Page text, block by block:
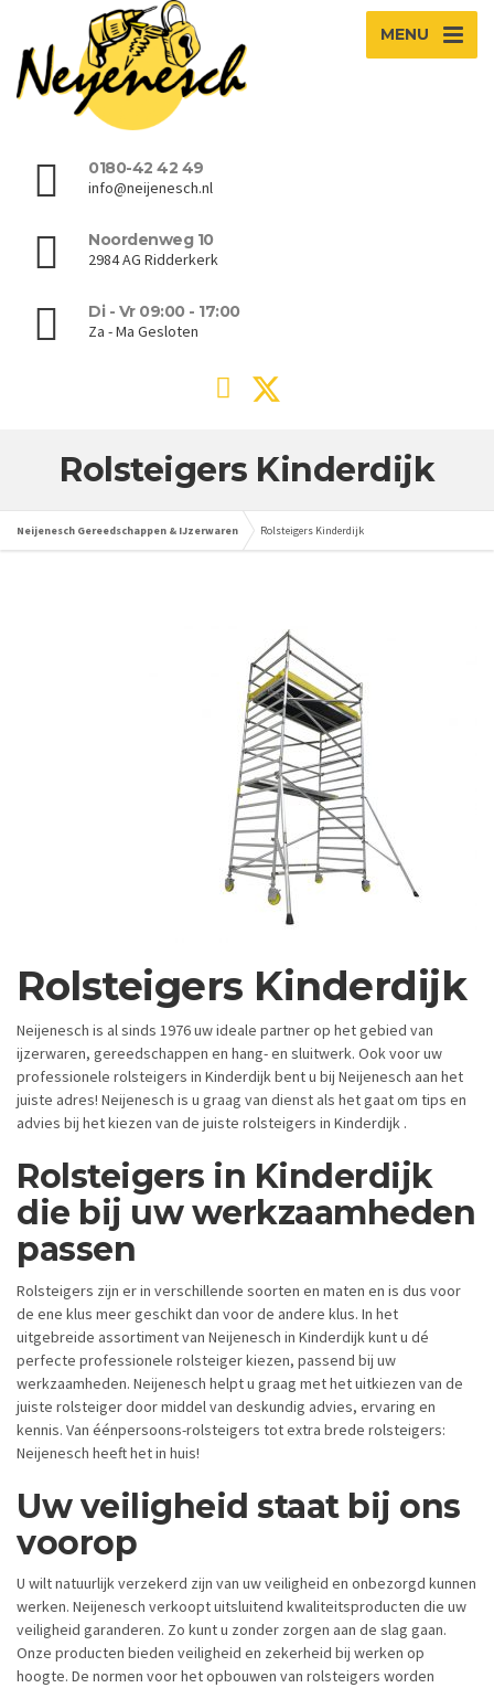
MENU
0180-42 42 49
info@neijenesch.nl
Noordenweg 10
2984 AG Ridderkerk
Di - Vr 09:00 - 17:00
Za - Ma Gesloten
Rolsteigers Kinderdijk
Neijenesch Gereedschappen & IJzerwaren Rolsteigers Kinderdijk
Rolsteigers Kinderdijk
Neijenesch is al sinds 1976 uw ideale partner op het gebied van
ijzerwaren, gereedschappen en hang- en sluitwerk. Ook voor uw
professionele rolsteigers in Kinderdijk bent u bij Neijenesch aan het
juiste adres! Neijenesch is u graag van dienst als het gaat om tips en
advies bij het kiezen van de juiste rolsteigers in Kinderdijk .
Rolsteigers in Kinderdijk
die bij uw werkzaamheden
passen
Rolsteigers zijn er in verschillende soorten en maten en is dus voor
de ene klus meer geschikt dan voor de andere klus. In het
uitgebreide assortiment van Neijenesch in Kinderdijk kunt u dé
perfecte professionele rolsteiger kiezen, passend bij uw
werkzaamheden. Neijenesch helpt u graag met het uitkiezen van de
juiste rolsteiger door middel van deskundig advies, ervaring en
kennis. Van éénpersoons-rolsteigers tot extra brede rolsteigers:
Neijenesch heeft het in huis!
Uw veiligheid staat bij ons
voorop
U wilt natuurlijk verzekerd zijn van uw veiligheid en onbezorgd kunnen
werken. Neijenesch verkoopt uitsluitend kwaliteitsproducten die uw
veiligheid garanderen. Zo kunt u zonder zorgen aan de slag gaan.
Onze producten bieden veiligheid en zekerheid bij werken op
hoogte. De normen voor het opbouwen van rolsteigers worden